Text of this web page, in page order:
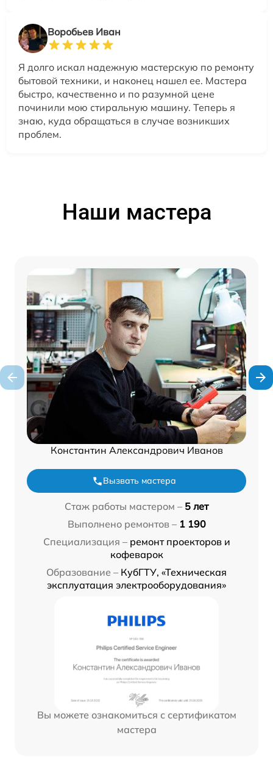
Воробьев Иван
Я долго искал надежную мастерскую по ремонту
бытовой техники, и наконец нашел ее. Мастера
быстро, качественно и по разумной цене
починили мою стиральную машину. Теперь я
знаю, куда обращаться в случае возникших
проблем.
Наши мастера
Константин Александрович Иванов
Вызвать мастера
Стаж работы мастером – 5 лет
Выполнено ремонтов – 1 190
Специализация – ремонт проекторов и
кофеварок
Образование – КубГТУ, «Техническая
эксплуатация электрооборудования»
Вы можете ознакомиться с сертификатом
мастера